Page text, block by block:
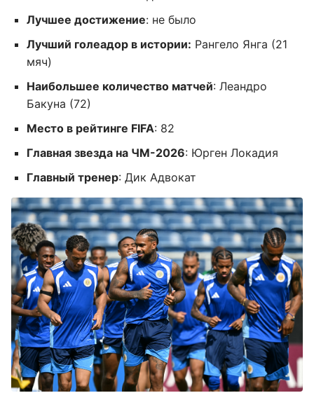
Лучшее достижение: не было
Лучший голеадор в истории: Рангело Янга (21
мяч)
Наибольшее количество матчей: Леандро
Бакуна (72)
Место в рейтинге FIFA: 82
Главная звезда на ЧМ-2026: Юрген Локадия
Главный тренер: Дик Адвокат